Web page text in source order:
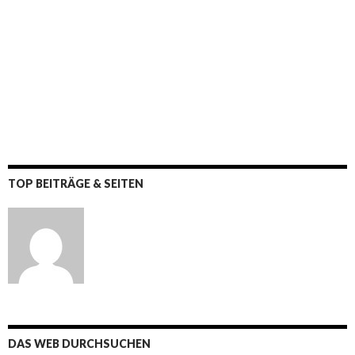
TOP BEITRÄGE & SEITEN
DAS WEB DURCHSUCHEN